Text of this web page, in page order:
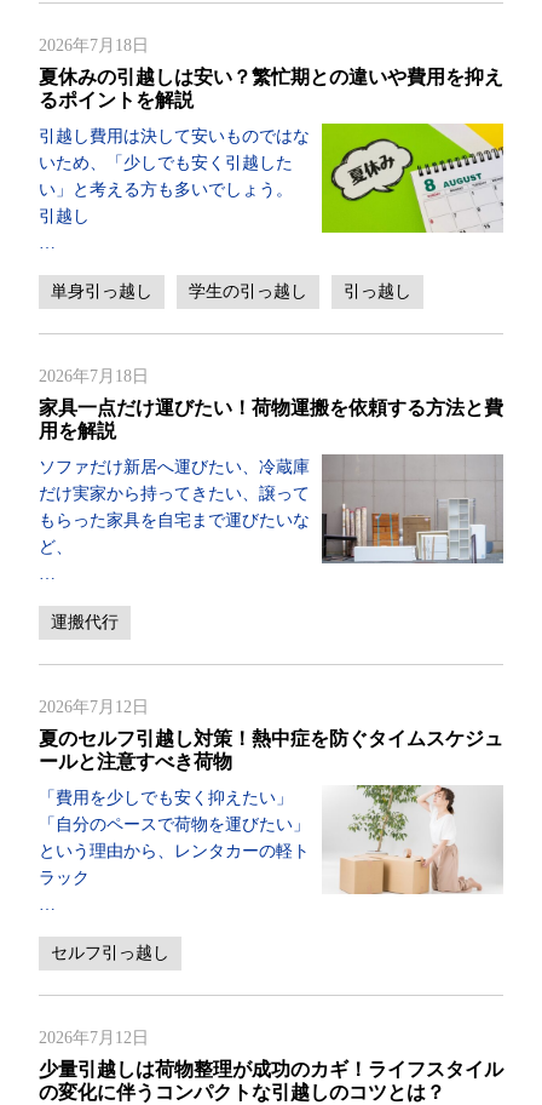
2026年7月18日
夏休みの引越しは安い？繁忙期との違いや費用を抑え
るポイントを解説
引越し費用は決して安いものではな
いため、「少しでも安く引越した
い」と考える方も多いでしょう。
引越し
単身引っ越し 学生の引っ越し 引っ越し
2026年7月18日
家具一点だけ運びたい！荷物運搬を依頼する方法と費
用を解説
ソファだけ新居へ運びたい、冷蔵庫
だけ実家から持ってきたい、譲って
もらった家具を自宅まで運びたいな
ど、
運搬代行
2026年7月12日
夏のセルフ引越し対策！熱中症を防ぐタイムスケジュ
ールと注意すべき荷物
「費用を少しでも安く抑えたい」
「自分のペースで荷物を運びたい」
という理由から、レンタカーの軽ト
ラック
セルフ引っ越し
2026年7月12日
少量引越しは荷物整理が成功のカギ！ライフスタイル
の変化に伴うコンパクトな引越しのコツとは？